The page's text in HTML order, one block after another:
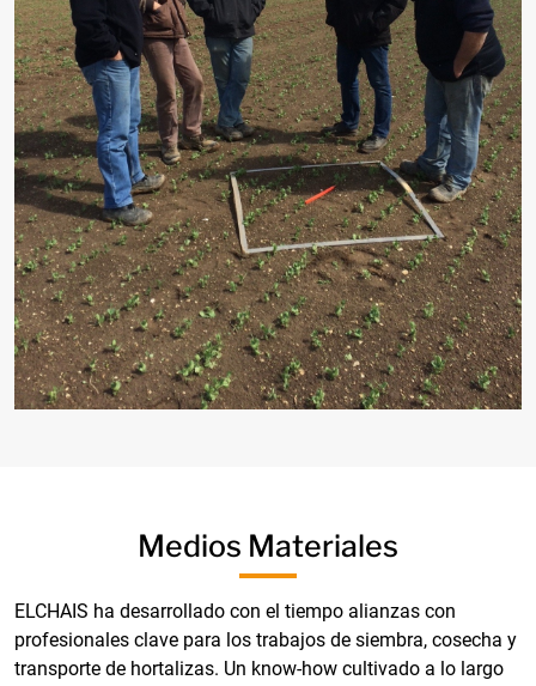
Medios Materiales
ELCHAIS ha desarrollado con el tiempo alianzas con
profesionales clave para los trabajos de siembra, cosecha y
transporte de hortalizas. Un know-how cultivado a lo largo